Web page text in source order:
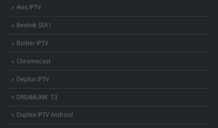
Avis IPTV
Beelink SEA I
Boitier IPTV
Chromecast
Deplux IPTV
DREAMLINK T3
Duplex IPTV Android